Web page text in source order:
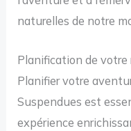
naturelles de notre
Planification de votre
Planifier votre
Suspendues est
expérience